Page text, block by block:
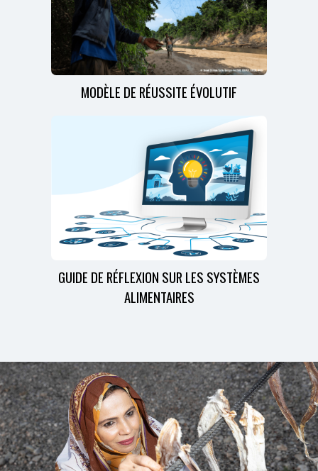
MODÈLE DE RÉUSSITE ÉVOLUTIF
GUIDE DE RÉFLEXION SUR LES SYSTÈMES
ALIMENTAIRES